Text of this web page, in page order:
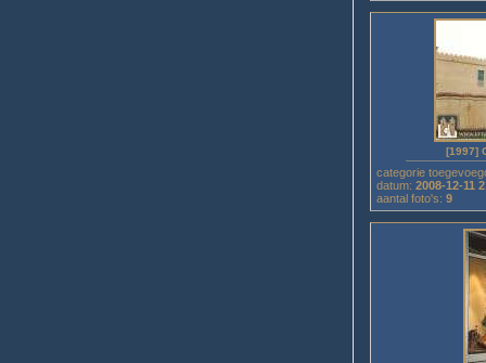
[1997]
categorie
datum: 2008-12-11
aantal foto's: 9